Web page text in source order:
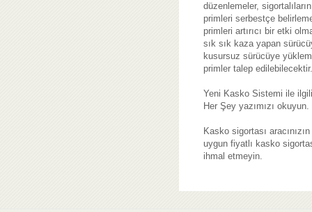
düzenlemeler,
primleri serbestçe
primleri artırıcı bir etki
sık sık kaza yapan
kusursuz sürücüye
primler talep edilebilecektir.
Yeni Kasko Sistemi ile
Her Şey yazımızı okuyun.
Kasko sigortası
uygun fiyatlı kasko
ihmal etmeyin.